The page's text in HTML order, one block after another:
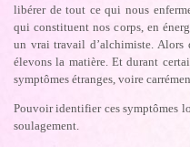
libérer de tout ce qui nous
qui constituent nos corps, en
un vrai travail d’alchimiste. Alors
élevons la matière. Et durant
symptômes étranges, voire
Pouvoir identifier ces symptômes
soulagement.